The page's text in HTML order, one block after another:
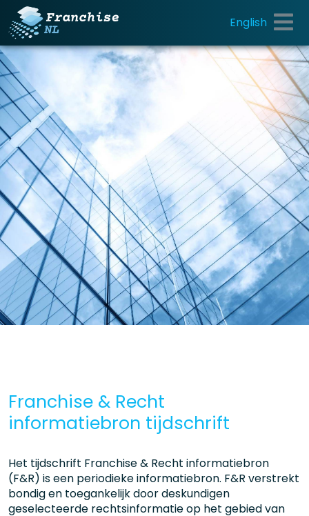
English
Franchise & Recht
informatiebron tijdschrift
Het tijdschrift Franchise & Recht informatiebron
(F&R) is een periodieke informatiebron. F&R verstrekt
bondig en toegankelijk door deskundigen
geselecteerde rechtsinformatie op het gebied van